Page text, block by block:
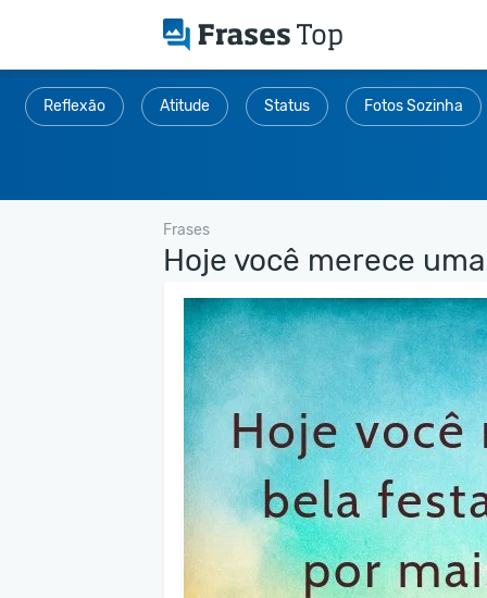
Reflexão Atitude Status Fotos Sozinha
Frases
Hoje você merece